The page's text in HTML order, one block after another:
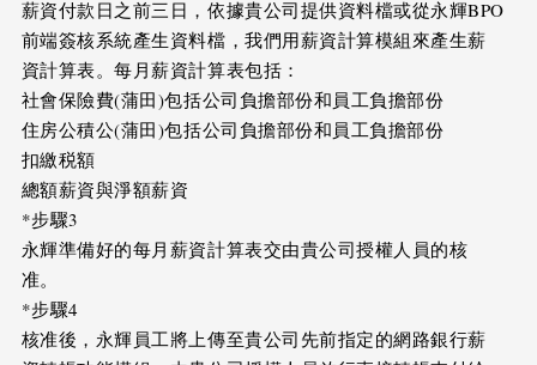
薪資付款日之前三日，依據貴公司提供資料檔或從永輝BPO
前端簽核系統產生資料檔，我們用薪資計算模組來產生薪
資計算表。每月薪資計算表包括：
社會保險費(蒲田)包括公司負擔部份和員工負擔部份
住房公積公(蒲田)包括公司負擔部份和員工負擔部份
扣繳税額
總額薪資與淨額薪資
*步驟3
永輝準備好的每月薪資計算表交由貴公司授權人員的核
准。
*步驟4
核准後，永輝員工將上傳至貴公司先前指定的網路銀行薪